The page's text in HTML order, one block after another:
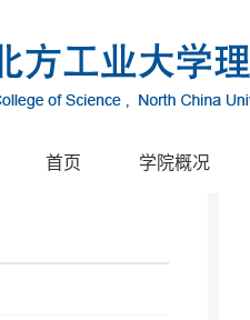
首页 学院概况